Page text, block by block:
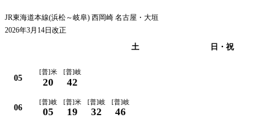
JR東海道本線(浜松～岐阜) 西岡崎 名古屋・大垣
2026年3月14日改正
土 日・祝
05
[普]米
20
[普]岐
42
06
[普]岐
05
[普]米
19
[普]岐
32
[普]岐
46